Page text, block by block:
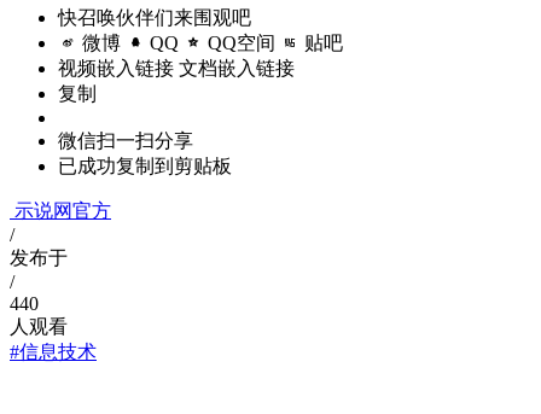
快召唤伙伴们来围观吧
微博 QQ QQ空间 贴吧
视频嵌入链接 文档嵌入链接
复制
微信扫一扫分享
已成功复制到剪贴板
示说网官方
/
发布于
/
440
人观看
#信息技术